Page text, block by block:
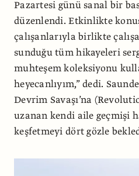
Pazartesi günü sanal bir
düzenlendi. Etkinlikte
çalışanlarıyla birlikte
sunduğu tüm hikayeleri
muhteşem koleksiyonu
heyecanlıyım,” dedi.
Devrim Savaşı’na
uzanan kendi aile geçmişi
keşfetmeyi dört gözle